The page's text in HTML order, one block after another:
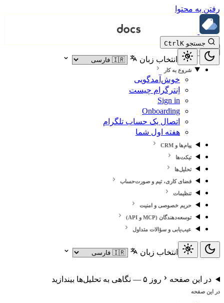
رفتن به محتوا
جستجو CtrlK
انتخاب زبان
شروع به کار
خوش‌آمدگویی
اِنترگرام چیست
Sign in
Onboarding
اتصال یک حساب تلگرام
هفته اول شما
پیام‌ها و CRM
تیکت‌ها
تحلیل‌ها
فضای کاری، تیم و صورت‌حساب
تنظیمات
حریم خصوصی و امنیت
توسعه‌دهندگان (MCP و API)
عیب‌یابی و سؤالات متداول
انتخاب زبان
در این صفحه روز ۵ — نگاهی به تحلیل‌ها بیندازید
در این صفحه